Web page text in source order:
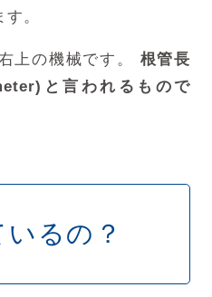
。
上の機械です。
根管長
と言われるもので
るの？